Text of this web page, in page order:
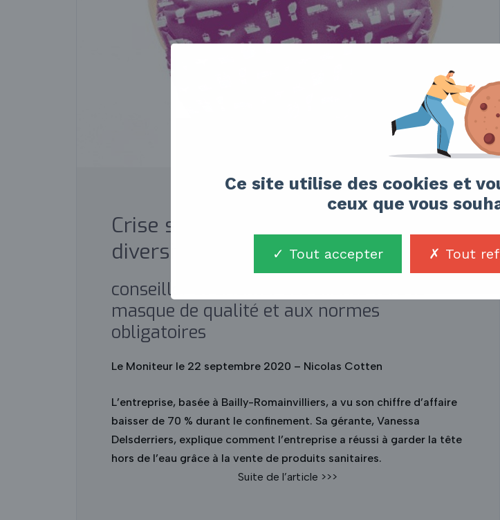
Ce site utilise des cookies et
ceux que vous
Tout accepter Tout
Crise sanitaire : France Scellés se
diversifie
conseiller et orienter ses clients vers le
masque de qualité et aux normes
obligatoires
Le Moniteur le 22 septembre 2020 – Nicolas Cotten
L’entreprise, basée à Bailly-Romainvilliers, a vu son chiffre d’affaire
baisser de 70 % durant le confinement. Sa gérante, Vanessa
Delsderriers, explique comment l’entreprise a réussi à garder la tête
hors de l’eau grâce à la vente de produits sanitaires.
Suite de l’article >>>